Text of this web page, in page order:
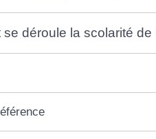
se déroule la scolarité